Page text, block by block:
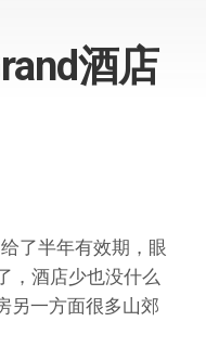
酒店
了半年有效期，眼
，酒店少也没什么
另一方面很多山郊